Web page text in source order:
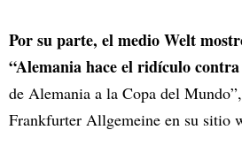
Por su parte, el medio Welt
“Alemania hace el ridículo
de Alemania a la Copa del
Frankfurter Allgemeine en su sitio